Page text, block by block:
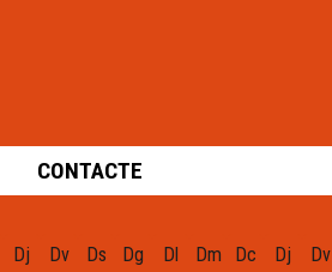
CONTACTE
Dj
Dv
Ds
Dg
Dl
Dm
Dc
Dj
Dv